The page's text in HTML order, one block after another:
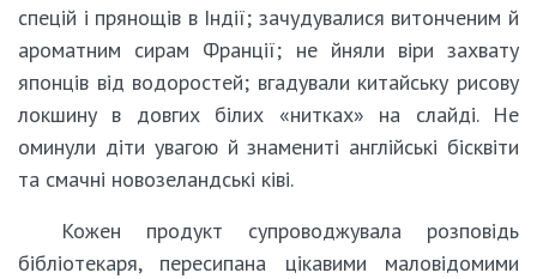
спецій і прянощів в Індії; зачудувалися витонченим й
ароматним сирам Франції; не йняли віри захвату
японців від водоростей; вгадували китайську рисову
локшину в довгих білих «нитках» на слайді. Не
оминули діти увагою й знамениті англійські бісквіти
та смачні новозеландські ківі.
Кожен продукт супроводжувала розповідь
бібліотекаря, пересипана цікавими маловідомими